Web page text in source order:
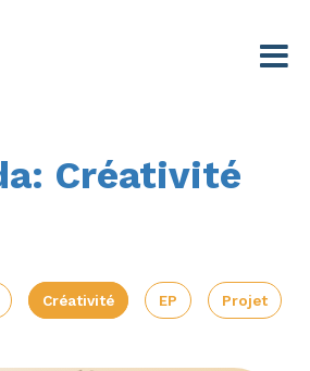
Créativité
Créativité EP Projet